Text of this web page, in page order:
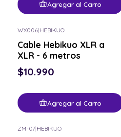
Agregar al Carro
WX006|HEBIKUO
Cable Hebikuo XLR a
XLR - 6 metros
$10.990
Agregar al Carro
ZM-07|HEBIKUO